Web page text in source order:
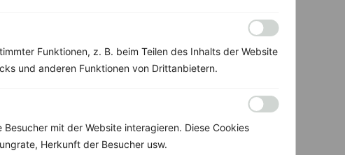
Funktionen, z. B. beim Teilen des Inhalts der Website
und anderen Funktionen von Drittanbietern.
mit der Website interagieren. Diese Cookies
Herkunft der Besucher usw.